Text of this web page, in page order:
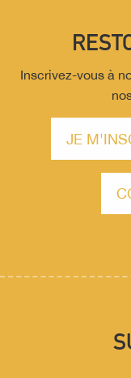
Inscrivez-vous à
JE